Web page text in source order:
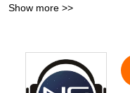
Show more >>